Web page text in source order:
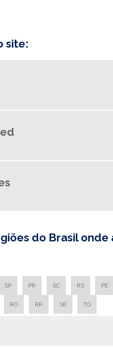
site:
do Brasil onde
SP PR SC RS PE
RO RR SE TO